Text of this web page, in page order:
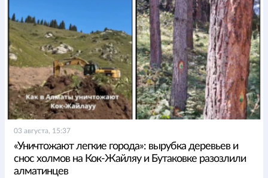
03 августа, 15:37
«Уничтожают легкие города»: вырубка деревьев и
снос холмов на Кок-Жайляу и Бутаковке разозлили
алматинцев